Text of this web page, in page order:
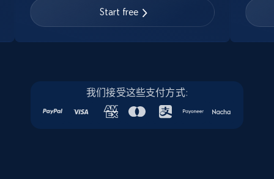
Start free
我们接受这些支付方式: